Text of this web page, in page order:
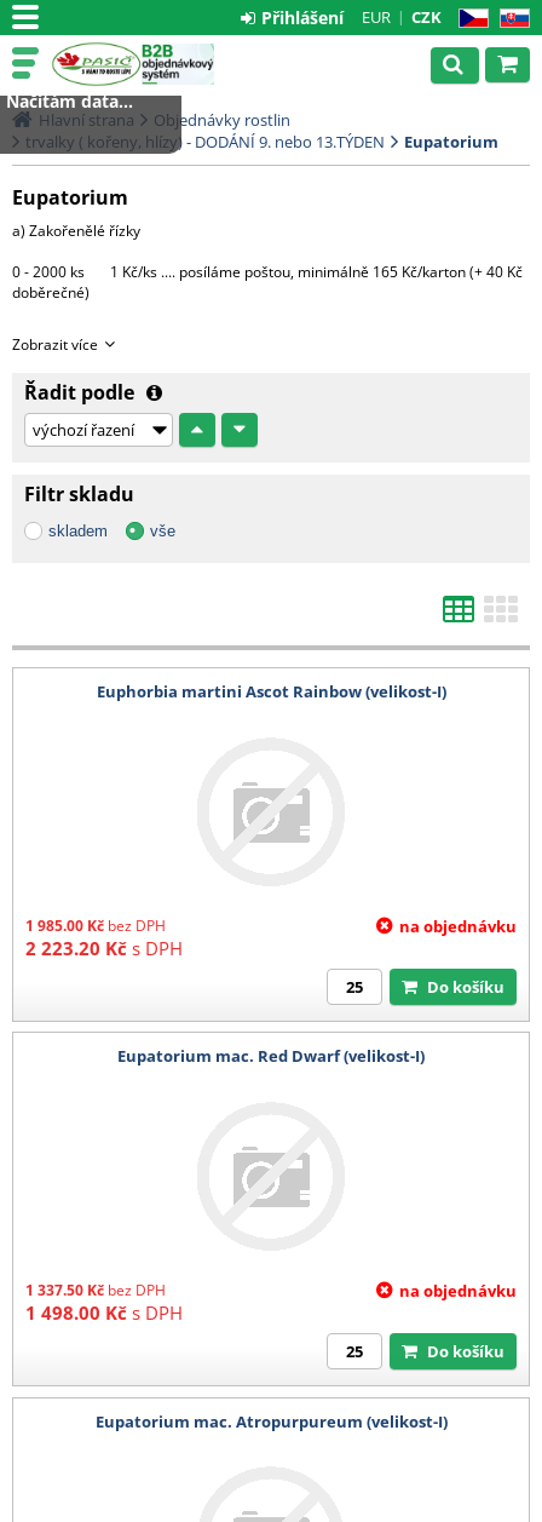
CZ SK
EUR CZK
Přihlášení
Hlavní strana
Objednávky rostlin
trvalky ( kořeny, hlízy) - DODÁNÍ 9. nebo 13.TÝDEN
Eupatorium
Eupatorium
a) Zakořenělé řízky
0 - 2000 ks 1 Kč/ks .... posíláme poštou, minimálně 165 Kč/karton (+ 40 Kč
doběrečné)
Každá další započatá paleta + 3000 Kč
Morava - 1 CC ....... 500 Kč + DPH
Čechy, Slovensko - doprava na dotaz
e) Kořeny, hlízy
Zobrazit více
Řadit podle
Filtr skladu
skladem vše
Euphorbia martini Ascot Rainbow (velikost-I)
1 985.00 Kč bez DPH
2 223.20 Kč s DPH
na objednávku
Do košíku
Eupatorium mac. Red Dwarf (velikost-I)
1 337.50 Kč bez DPH
1 498.00 Kč s DPH
na objednávku
Do košíku
Eupatorium mac. Atropurpureum (velikost-I)
Načítám data...